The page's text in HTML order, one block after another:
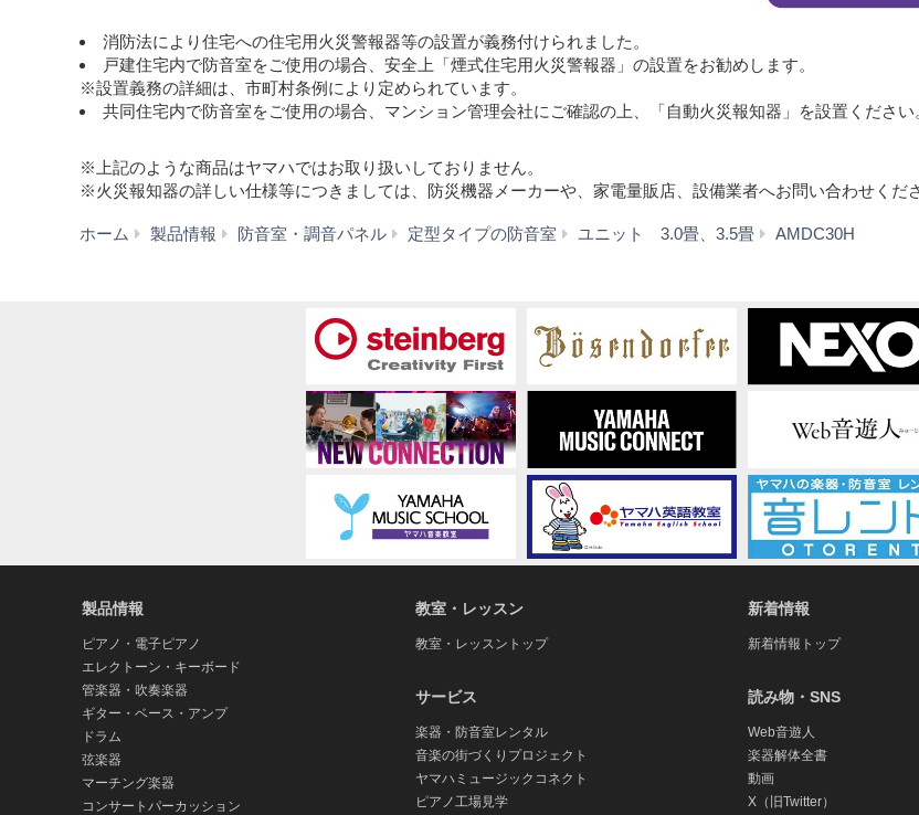
消防法により住宅への住宅用火災警報器等の設置が義務付けられました。
戸建住宅内で防音室をご使用の場合、安全上「煙式住宅用火災警報器」の設置をお勧めします。
※設置義務の詳細は、市町村条例により定められています。
共同住宅内で防音室をご使用の場合、マンション管理会社にご確認の上、「自動火災報知器」を設置ください
※上記のような商品はヤマハではお取り扱いしておりません。
※火災報知器の詳しい仕様等につきましては、防災機器メーカーや、家電量販店、設備業者へお問い合わせくださ
ホーム 製品情報 防音室・調音パネル 定型タイプの防音室 ユニット 3.0畳、3.5畳 AMDC30H
あ
た
っ
製品情報
ピアノ・電子ピアノ
エレクトーン・キーボード
管楽器・吹奏楽器
ギター・ベース・アンプ
ドラム
弦楽器
マーチング楽器
コンサートパーカッション
教室・レッスン
教室・レッスントップ
サービス
楽器・防音室レンタル
音楽の街づくりプロジェクト
ヤマハミュージックコネクト
ピアノ工場見学
新着情報
新着情報トップ
読み物・SNS
Web音遊人
楽器解体全書
動画
X（旧Twitter）